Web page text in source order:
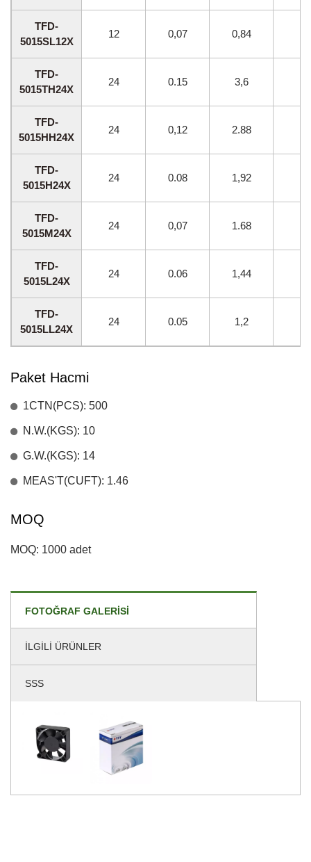
TFD-
5015SL12X
12 0,07 0,84
TFD-
5015TH24X
24 0.15 3,6
TFD-
5015HH24X
24 0,12 2.88
TFD-
5015H24X
24 0.08 1,92
TFD-
5015M24X
24 0,07 1.68
TFD-
5015L24X
24 0.06 1,44
TFD-
5015LL24X
24 0.05 1,2
Paket Hacmi
1CTN(PCS): 500
N.W.(KGS): 10
G.W.(KGS): 14
MEAS'T(CUFT): 1.46
MOQ
MOQ: 1000 adet
FOTOĞRAF GALERISI
İLGILI ÜRÜNLER
SSS